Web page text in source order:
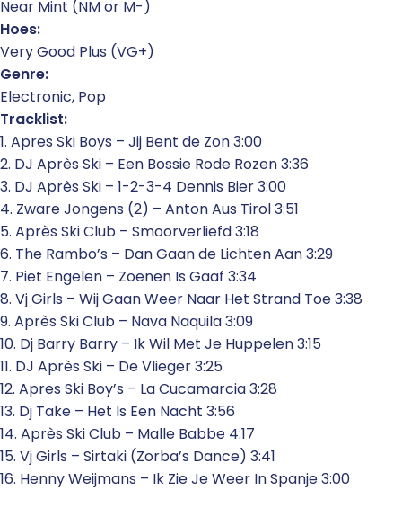
Near Mint (NM or M-)
Hoes:
Very Good Plus (VG+)
Genre:
Electronic, Pop
Tracklist:
1. Apres Ski Boys – Jij Bent de Zon 3:00
2. DJ Après Ski – Een Bossie Rode Rozen 3:36
3. DJ Après Ski – 1-2-3-4 Dennis Bier 3:00
4. Zware Jongens (2) – Anton Aus Tirol 3:51
5. Après Ski Club – Smoorverliefd 3:18
6. The Rambo’s – Dan Gaan de Lichten Aan 3:29
7. Piet Engelen – Zoenen Is Gaaf 3:34
8. Vj Girls – Wij Gaan Weer Naar Het Strand Toe 3:38
9. Après Ski Club – Nava Naquila 3:09
10. Dj Barry Barry – Ik Wil Met Je Huppelen 3:15
11. DJ Après Ski – De Vlieger 3:25
12. Apres Ski Boy’s – La Cucamarcia 3:28
13. Dj Take – Het Is Een Nacht 3:56
14. Après Ski Club – Malle Babbe 4:17
15. Vj Girls – Sirtaki (Zorba’s Dance) 3:41
16. Henny Weijmans – Ik Zie Je Weer In Spanje 3:00